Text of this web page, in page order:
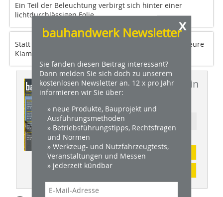
Ein Teil der Beleuchtung verbirgt sich hinter einer
lichtdurchlässigen Folie
Statt die Platten zu verschrauben, wählten die Monteure
Klammern als Verbindungsmittel
Dieser Artikel erschien in
Ressort: TROCKENBAU
Abonnement
Inhaltsverzeichnis
x
bauhandwerk Newsletter
Sie fanden diesen Beitrag interessant?
Dann melden Sie sich doch zu unserem
kostenlosen Newsletter an. 12 x pro Jahr
informieren wir Sie über:
» neue Produkte, Bauprojekt und
Ausführungsmethoden
» Betriebsführungstipps, Rechtsfragen
und Normen
» Werkzeug- und Nutzfahrzeugtests,
Veranstaltungen und Messen
» jederzeit kündbar